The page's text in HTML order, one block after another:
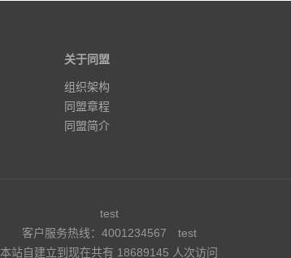
关于同盟
组织架构
同盟章程
同盟简介
test
客户服务热线：4001234567 test
本站自建立到现在共有 18689145 人次访问